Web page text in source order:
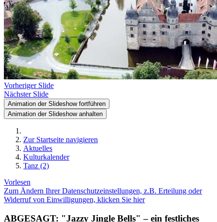
Vorheriger Slide
Nächster Slide
Animation der Slideshow fortführen
Animation der Slideshow anhalten
Zur Startseite navigieren
Aktuelles
Kulturkalender
Tanz (2)
Vorlesen
Zum Ändern Ihrer Datenschutzeinstellungen, z.B. Erteilung oder
Widerruf von Einwilligungen, klicken Sie hier
ABGESAGT: "Jazzy Jingle Bells" – ein festliches